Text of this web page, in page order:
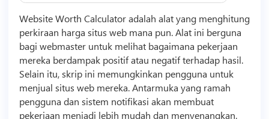
Website Worth Calculator adalah alat yang menghitung
perkiraan harga situs web mana pun. Alat ini berguna
bagi webmaster untuk melihat bagaimana pekerjaan
mereka berdampak positif atau negatif terhadap hasil.
Selain itu, skrip ini memungkinkan pengguna untuk
menjual situs web mereka. Antarmuka yang ramah
pengguna dan sistem notifikasi akan membuat
pekerjaan menjadi lebih mudah dan menyenangkan.